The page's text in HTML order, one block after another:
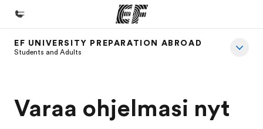
Koti
Kaikki EF-ohjelmat
Katso mitä kaikkea teemme
EF UNIVERSITY PREPARATION ABROAD
Students and Adults
Varaa ohjelmasi nyt